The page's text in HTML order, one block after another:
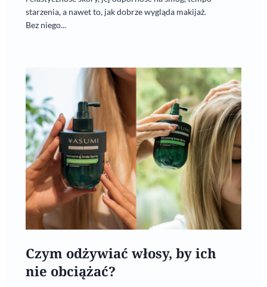
starzenia, a nawet to, jak dobrze wygląda makijaż.
Bez niego...
Czym odżywiać włosy, by ich
nie obciążać?